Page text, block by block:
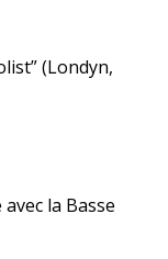
(Londyn,
la Basse